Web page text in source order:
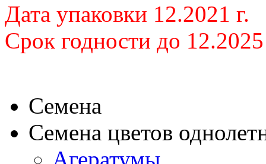
Дата упаковки 12.2021 г.
Срок годности до 12.2025
Семена
Семена цветов